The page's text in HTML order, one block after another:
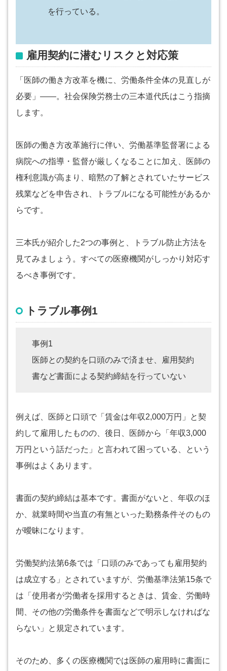
を行っている。
雇用契約に潜むリスクと対応策
「医師の働き方改革を機に、労働条件全体の見直しが
必要」――。社会保険労務士の三本道代氏はこう指摘
します。
医師の働き方改革施行に伴い、労働基準監督署による
病院への指導・監督が厳しくなることに加え、医師の
権利意識が高まり、暗黙の了解とされていたサービス
残業などを申告され、トラブルになる可能性があるか
らです。
三本氏が紹介した2つの事例と、トラブル防止方法を
見てみましょう。すべての医療機関がしっかり対応す
るべき事例です。
トラブル事例1
事例1
医師との契約を口頭のみで済ませ、雇用契約
書など書面による契約締結を行っていない
例えば、医師と口頭で「賃金は年収2,000万円」と契
約して雇用したものの、後日、医師から「年収3,000
万円という話だった」と言われて困っている、という
事例はよくあります。
書面の契約締結は基本です。書面がないと、年収のほ
か、就業時間や当直の有無といった勤務条件そのもの
が曖昧になります。
労働契約法第6条では「口頭のみであっても雇用契約
は成立する」とされていますが、労働基準法第15条で
は「使用者が労働者を採用するときは、賃金、労働時
間、その他の労働条件を書面などで明示しなければな
らない」と規定されています。
そのため、多くの医療機関では医師の雇用時に書面に